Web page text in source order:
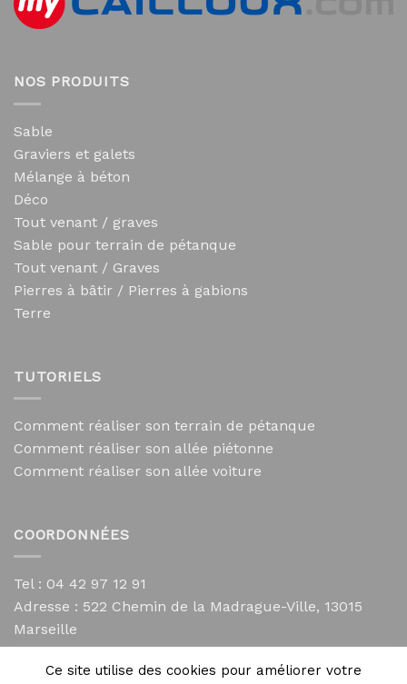
NOS PRODUITS
Sable
Graviers et galets
Mélange à béton
Déco
Tout venant / graves
Sable pour terrain de pétanque
Tout venant / Graves
Pierres à bâtir / Pierres à gabions
Terre
TUTORIELS
Comment réaliser son terrain de pétanque
Comment réaliser son allée piétonne
Comment réaliser son allée voiture
COORDONNÉES
Tel : 04 42 97 12 91
Adresse : 522 Chemin de la Madrague-Ville, 13015
Marseille
contact@mycailloux.com
Mentions légales
Ce site utilise des cookies pour améliorer votre